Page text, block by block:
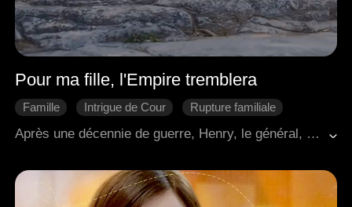
Pour ma fille, l'Empire tremblera
Famille Intrigue de Cour
Rupture familiale
Riposter
Scénario-Trahison Come-back
Après une décennie de guerre, Henry, le général, revint victorieux, pour découvrir que sa propre fille avait été substituée et piégée par sa fille adoptive, agonisante dans un bordel. Fou de rage, il chercha vengeance. Il nettoya d'abord son foyer, puis ébranla la cour, révélant la trahison de l'empereur derrière ce complot. Une tempête de vengeance paternelle, s'étendant de sa demeure au palais, balaya tout le pays.